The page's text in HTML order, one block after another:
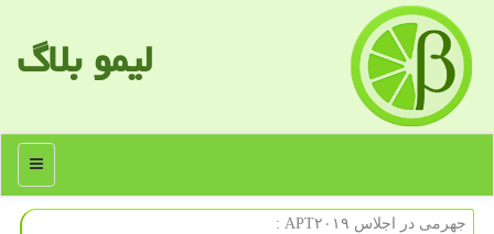
لیمو بلاگ
منو
جهرمی در اجلاس APT۲۰۱۹ :